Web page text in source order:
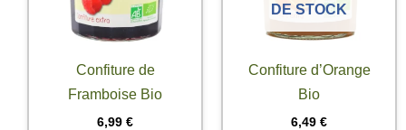
Confiture de
Framboise Bio
6,99 €
DE STOCK
Confiture d’Orange
Bio
6,49 €